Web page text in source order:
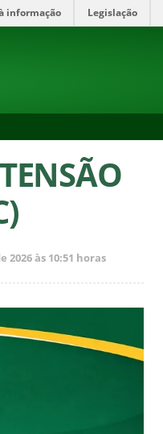
informação Legislação
2026 às 10:51 horas